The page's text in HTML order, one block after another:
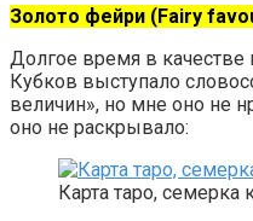
Золото фейри (Fairy
Долгое время в
Кубков выступало
величин», но мне оно не
оно не раскрывало:
Карта таро,